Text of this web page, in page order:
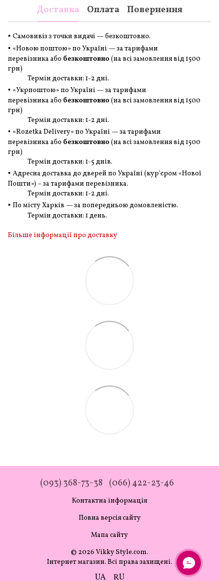
Доставка Оплата Повернення
• Самовивіз з точки видачі — безкоштовно.
• «Новою поштою» по Україні — за тарифами
перевізника або безкоштовно (на всі замовленнявід 1500
грн)
Термін доставки: 1-2 дні.
• «Укрпоштою» по Україні — за тарифами
перевізника або безкоштовно (на всі замовленнявід 1500
грн)
Термін доставки: 1-2 дні.
• «Rozetka Delivery» по Україні — за тарифами
перевізника або безкоштовно (на всі замовленнявід 1500
грн)
Термін доставки: 1-5 днів.
• Адресна доставка до дверей по Україні (кур'єром «Нової
Пошти») – за тарифами перевізника.
Термін доставки: 1-2 дні.
• По місту Харків — за попередньою домовленістю.
Термін доставки: 1 день.
Більше інформації про доставку
(093) 368-73-38 (066) 422-23-46
Контактна інформація
Повна версія сайту
Мапа сайту
© 2026 Vikky Style.com.
Інтернет магазин. Всі права захищені.
UA RU